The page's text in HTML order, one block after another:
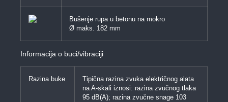
Bušenje rupa u betonu na mokro
Ø maks. 182 mm
Informacija o buci/vibraciji
Razina buke
Tipična razina zvuka električnog alata
na A-skali iznosi: razina zvučnog tlaka
95 dB(A); razina zvučne snage 103